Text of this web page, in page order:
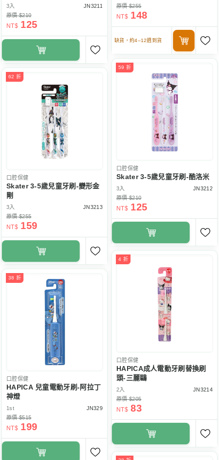
原價 $255
NT$ 148
缺貨，約4–12週到貨
3入
JN3211
原價 $210
NT$ 125
59 折
口腔保健
Skater 3-5歲兒童牙刷-酷洛米
3入
JN3212
原價 $210
NT$ 125
62 折
口腔保健
Skater 3-5歲兒童牙刷-變形金
剛
3入
JN3213
原價 $255
NT$ 159
4 折
口腔保健
HAPICA成人電動牙刷替換刷
頭-三麗鷗
2入
JN3214
原價 $205
NT$ 83
38 折
口腔保健
HAPICA 兒童電動牙刷-阿拉丁
神燈
1st
JN329
原價 $515
NT$ 199